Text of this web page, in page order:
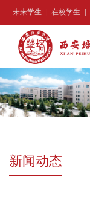
未来学生 | 在校学生 |
新闻动态